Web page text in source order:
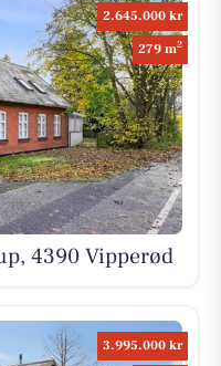
2.645.000 kr
279 m2
4390 Vipperød
3.995.000 kr